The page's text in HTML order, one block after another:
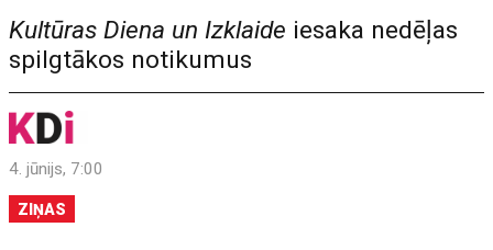
Kultūras Diena un Izklaide iesaka nedēļas
spilgtākos notikumus
4. jūnijs, 7:00
ZIŅAS